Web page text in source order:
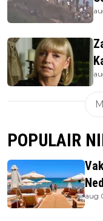
POPULAIR
aug